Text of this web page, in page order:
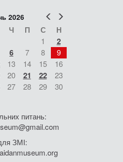
Попер
2026
Ч П С Н
1 2
6 7 8
9
13 14 15
16
20 21 22
23
27 28 29
30
питань:
ЗМІ: